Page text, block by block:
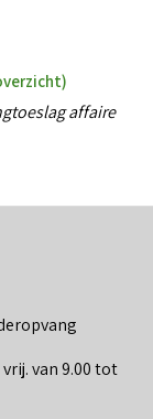
affaire
van 9.00 tot